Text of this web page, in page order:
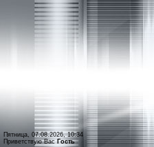
Пятница, 07.08.2026, 10:34
Приветствую Вас Гость